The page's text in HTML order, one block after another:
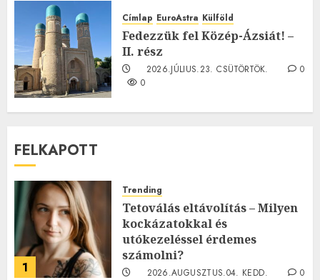
2026.JÚLIUS.23. CSÜTÖRTÖK.
0
Címlap EuroAstra Külföld
Fedezzük fel Közép-Ázsiát! –
II. rész
2026.JÚLIUS.23. CSÜTÖRTÖK.
0
0
FELKAPOTT
1
Trending
Tetoválás eltávolítás – Milyen
kockázatokkal és
utókezeléssel érdemes
számolni?
2026.AUGUSZTUS.04. KEDD.
0